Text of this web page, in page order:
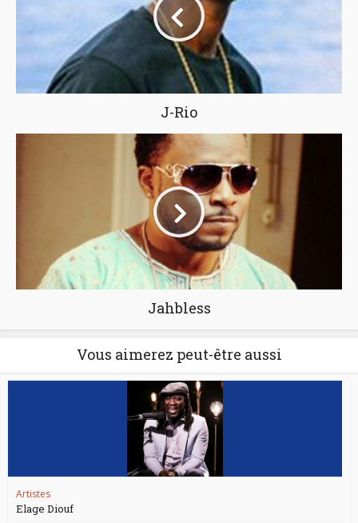
J-Rio
Jahbless
Vous aimerez peut-être aussi
Artistes
Elage Diouf